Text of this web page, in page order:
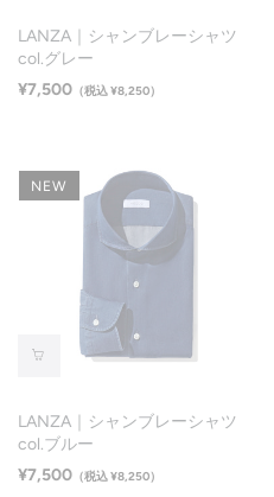
LANZA｜シャンブレーシャツ
col.グレー
¥7,500 （税込 ¥8,250）
NEW
LANZA｜シャンブレーシャツ
col.ブルー
¥7,500 （税込 ¥8,250）